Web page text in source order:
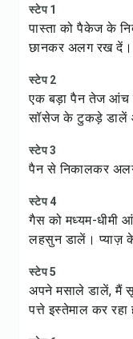
स्टेप 1
पास्ता को पैकेज के
छानकर अलग रख दें।
स्टेप 2
एक बड़ा पैन तेज आंच
सॉसेज के टुकड़े डालें
स्टेप 3
पैन से निकालकर
स्टेप 4
गैस को मध्यम-धीमी
लहसुन डालें। प्याज़ के
स्टेप 5
अपने मसाले डालें, मैं
पत्ते इस्तेमाल कर रहा